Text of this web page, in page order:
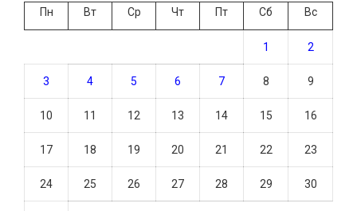
Пн
Вт Ср Чт Пт Сб Вс
1 2
3 4 5 6 7 8 9
10 11 12 13 14 15 16
17 18 19 20 21 22 23
24 25 26 27 28 29 30